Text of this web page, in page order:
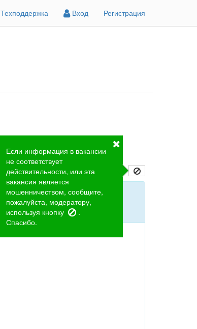
Техподдержка Вход Регистрация
Если информация в вакансии
не соответствует
действительности, или эта
вакансия является
мошенничеством, сообщите,
пожалуйста, модератору,
используя кнопку
.
Спасибо.